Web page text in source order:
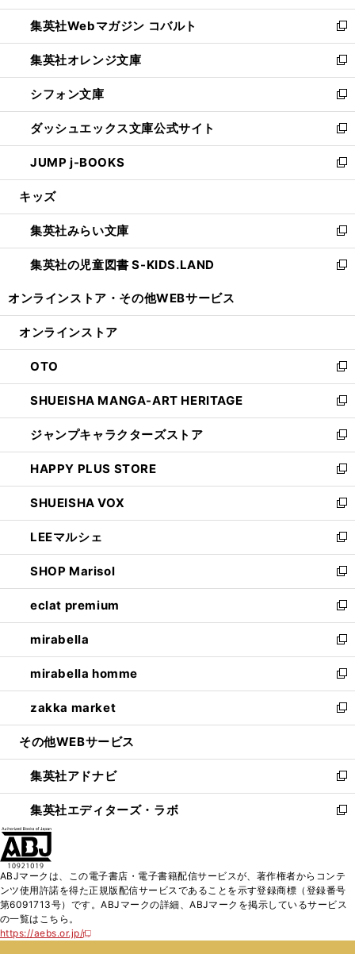
開
く
ウ
で
開
く
ン
ド
ウ
で
開
く
ウ
ィ
ン
ド
ウ
で
開
く
集英社Webマガジン コバルト
新
し
い
ウ
ィ
ン
ド
ウ
で
開
集英社オレンジ文庫
新
し
い
ウ
ィ
ン
ド
ウ
開
く
シフォン文庫
新
し
い
ウ
ィ
ン
ウ
で
開
く
ダッシュエックス文庫公式サイト
新
し
い
ウ
ン
ド
ウ
で
JUMP j-BOOKS
新
し
ウ
ィ
ン
ド
開
キッズ
集英社みらい文庫
新
し
い
ン
ウ
で
開
く
集英社の児童図書 S-KIDS.LAND
新
ウ
ン
ド
ウ
で
開
く
オンラインストア・ その他WEBサービス
オンラインストア
OTO
新
し
い
ウ
ィ
ン
ド
ウ
で
開
く
SHUEISHA MANGA-ART HERITAGE
新
し
い
ウ
ィ
ン
ド
ウ
で
開
く
ジャンプキャラクターズストア
新
し
い
ウ
ィ
ン
ド
ウ
で
開
く
HAPPY PLUS STORE
新
し
い
ウ
ィ
ン
ド
ウ
で
開
く
SHUEISHA VOX
新
し
い
ウ
ィ
ン
ド
ウ
で
開
く
LEEマルシェ
新
し
い
ウ
ィ
ン
ド
ウ
で
開
く
SHOP Marisol
新
し
い
ウ
ィ
ン
ド
ウ
で
開
eclat premium
新
し
い
ウ
ィ
ン
ド
ウ
開
く
mirabella
新
し
い
ウ
ィ
ン
ウ
で
開
く
mirabella homme
新
し
い
ウ
ン
ド
ウ
で
zakka market
新
し
ウ
ィ
ン
ド
く
その他WEBサービス
集英社アドナビ
新
し
い
ド
ウ
で
集英社エディターズ・ラボ
新
ィ
ン
ド
ABJマークは、この電子書店・電子書籍配信サービスが、著作権者からコンテ
ンツ使用許諾を得た正規版配信サービスであることを示す登録商標（登録番号
第6091713号）です。ABJマークの詳細、ABJマークを掲示しているサービス
の一覧はこちら。
https://aebs.or.jp/
新